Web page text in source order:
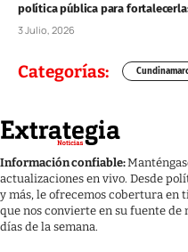
política pública para
3 Julio, 2026
Categorías:
Información confiable:
actualizaciones en vivo. Desde
y más, le ofrecemos cobertura en
que nos convierte en su fuente de
días de la semana.